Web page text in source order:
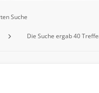
Suche
Die Suche ergab 40